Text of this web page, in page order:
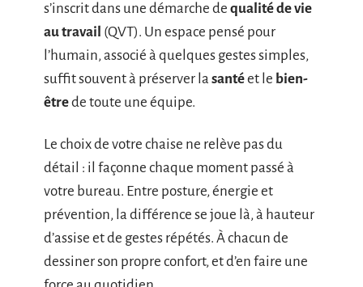
s’inscrit dans une démarche de qualité de vie
au travail (QVT). Un espace pensé pour
l’humain, associé à quelques gestes simples,
suffit souvent à préserver la santéet le bien-
êtrede toute une équipe.
Le choix de votre chaise ne relève pas du
détail : il façonne chaque moment passé à
votre bureau. Entre posture, énergie et
prévention, la différence se joue là, à hauteur
d’assise et de gestes répétés. À chacun de
dessiner son propre confort, et d’en faire une